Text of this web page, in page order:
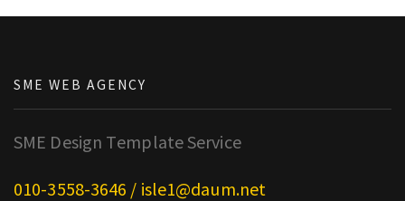
SME WEB AGENCY
SME Design Template Service
010-3558-3646 / isle1@daum.net